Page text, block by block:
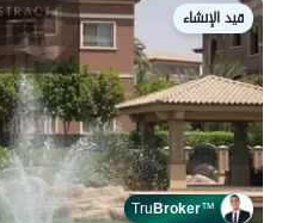
قيد الإنشاء
TruBroker™